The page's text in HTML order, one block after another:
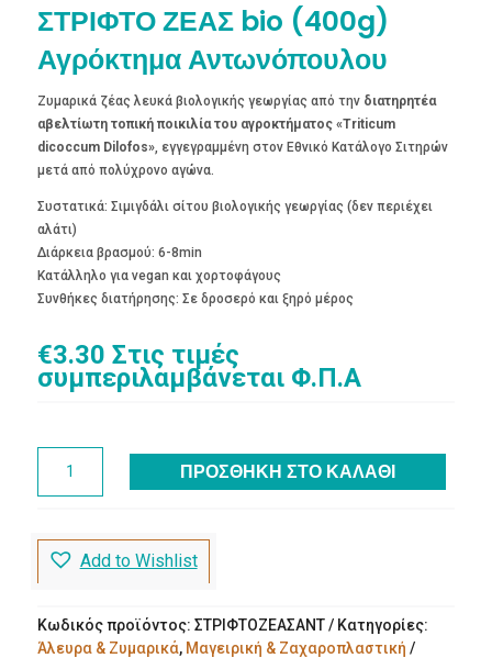
ΣΤΡΙΦΤΟ ΖΕΑΣ bio (400g)
Αγρόκτημα Αντωνόπουλου
Ζυμαρικά ζέας λευκά βιολογικής γεωργίας από την διατηρητέα
αβελτίωτη τοπική ποικιλία του αγροκτήματος «Triticum
dicoccum Dilofos», εγγεγραμμένη στον Εθνικό Κατάλογο Σιτηρών
μετά από πολύχρονο αγώνα.
Συστατικά: Σιμιγδάλι σίτου βιολογικής γεωργίας (δεν περιέχει
αλάτι)
Διάρκεια βρασμού: 6-8min
Κατάλληλο για vegan και χορτοφάγους
Συνθήκες διατήρησης: Σε δροσερό και ξηρό μέρος
€3.30 Στις τιμές
συμπεριλαμβάνεται Φ.Π.Α
ΖΕΑΣ
Αγρόκτημα
Αντωνόπουλου
ΠΡΟΣΘΉΚΗ ΣΤΟ ΚΑΛΆΘΙ
Add to Wishlist
Κωδικός προϊόντος: ΣΤΡΙΦΤΟΖΕΑΣΑΝΤ
Κατηγορίες:
Άλευρα & Ζυμαρικά, Μαγειρική & Ζαχαροπλαστική